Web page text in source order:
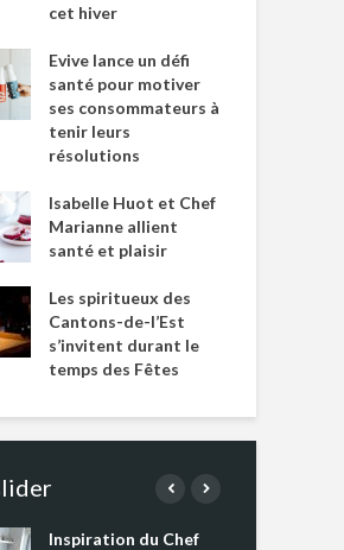
cet hiver
Evive lance un défi
santé pour motiver
ses consommateurs à
tenir leurs
résolutions
Isabelle Huot et Chef
Marianne allient
santé et plaisir
Les spiritueux des
Cantons-de-l’Est
s’invitent durant le
temps des Fêtes
Inspiration du Chef